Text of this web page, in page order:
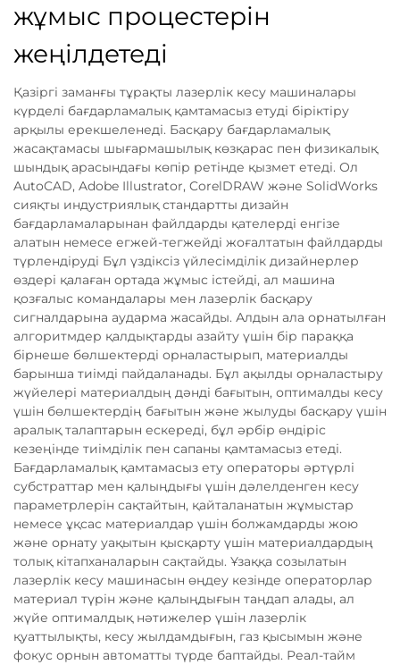
жұмыс процестерін
жеңілдетеді
Қазіргі заманғы тұрақты лазерлік кесу машиналары
күрделі бағдарламалық қамтамасыз етуді біріктіру
арқылы ерекшеленеді. Басқару бағдарламалық
жасақтамасы шығармашылық көзқарас пен физикалық
шындық арасындағы көпір ретінде қызмет етеді. Ол
AutoCAD, Adobe Illustrator, CorelDRAW және SolidWorks
сияқты индустриялық стандартты дизайн
бағдарламаларынан файлдарды қателерді енгізе
алатын немесе егжей-тегжейді жоғалтатын файлдарды
түрлендіруді Бұл үздіксіз үйлесімділік дизайнерлер
өздері қалаған ортада жұмыс істейді, ал машина
қозғалыс командалары мен лазерлік басқару
сигналдарына аударма жасайды. Алдын ала орнатылған
алгоритмдер қалдықтарды азайту үшін бір параққа
бірнеше бөлшектерді орналастырып, материалды
барынша тиімді пайдаланады. Бұл ақылды орналастыру
жүйелері материалдың дәнді бағытын, оптималды кесу
үшін бөлшектердің бағытын және жылуды басқару үшін
аралық талаптарын ескереді, бұл әрбір өндіріс
кезеңінде тиімділік пен сапаны қамтамасыз етеді.
Бағдарламалық қамтамасыз ету операторы әртүрлі
субстраттар мен қалыңдығы үшін дәлелденген кесу
параметрлерін сақтайтын, қайталанатын жұмыстар
немесе ұқсас материалдар үшін болжамдарды жою
және орнату уақытын қысқарту үшін материалдардың
толық кітапханаларын сақтайды. Ұзаққа созылатын
лазерлік кесу машинасын өңдеу кезінде операторлар
материал түрін және қалыңдығын таңдап алады, ал
жүйе оптималдық нәтижелер үшін лазерлік
қуаттылықты, кесу жылдамдығын, газ қысымын және
фокус орнын автоматты түрде баптайды. Реал-тайм